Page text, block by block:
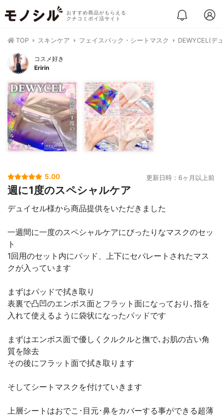
おすすめ商品がもらえる
クチコミポイ活サイト
TOP スキンケア フェイスパック・シートマスク DEWYCEL(デ
コスメ好き
Eririn
5.00 更新日時：6ヶ月以上前
週に1度のスペシャルケア
デュイセル様から商品提供をいただきました
一週間に一度のスペシャルケアにぴったりなマスクのセッ
ト
1回用のセット内にパッド、上下にセパレートされたマス
クが入っています
まずはパッドで拭き取り
表裏で凸凹のエンボス面とフラット面になっており､指を
入れて使えるように袋状になったパッドです
まずはエンボス面で優しくクルクルと撫で､お肌の古い角
質を除去
その後にフラット面で拭き取ります
そしてシートマスクを付けていきます
上層シートはおでこ･目元･鼻をカバーする事ができる超薄